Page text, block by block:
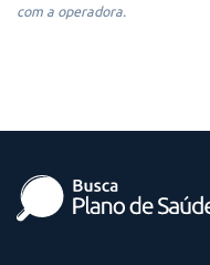
com a operadora.